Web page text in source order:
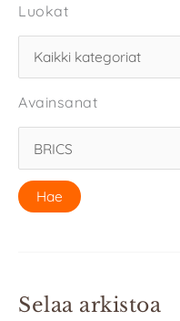
Luokat
Avainsanat
Selaa arkistoa